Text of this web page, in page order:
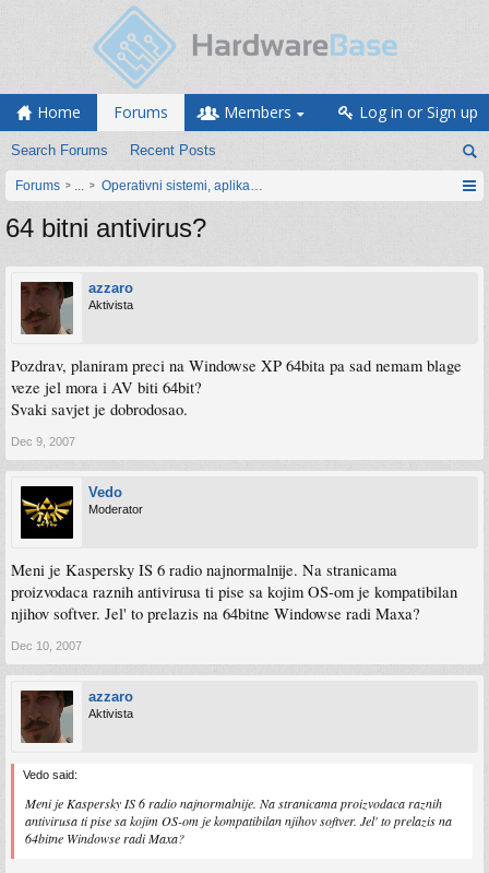
Home Forums
Search Forums Recent Posts
Members Log in or Sign up
Forums ... Operativni sistemi, aplikacije i programiranje
64 bitni antivirus?
azzaro
Aktivista
Pozdrav, planiram preci na Windowse XP 64bita pa sad nemam blage
veze jel mora i AV biti 64bit?
Svaki savjet je dobrodosao.
Dec 9, 2007
Vedo
Moderator
Meni je Kaspersky IS 6 radio najnormalnije. Na stranicama
proizvodaca raznih antivirusa ti pise sa kojim OS-om je kompatibilan
njihov softver. Jel' to prelazis na 64bitne Windowse radi Maxa?
Dec 10, 2007
azzaro
Aktivista
Vedo said:
Meni je Kaspersky IS 6 radio najnormalnije. Na stranicama proizvodaca raznih
antivirusa ti pise sa kojim OS-om je kompatibilan njihov softver. Jel' to prelazis na
64bitne Windowse radi Maxa?